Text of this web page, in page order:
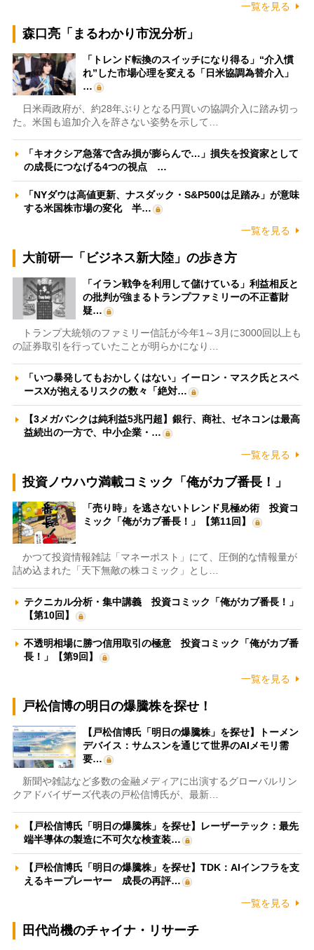
一覧を見る
森口亮「まるわかり市況分析」
「トレンド転換のスイッチになり得る」“介入慣
れ”した市場心理を変える「日米協調為替介入」
…
日米両政府が、約28年ぶりとなる円買いの協調介入に踏み切っ
た。米国も追加介入を辞さない姿勢を示して…
「キオクシア急落で含み損が膨らんで…」損失を投資家として
の成長につなげる4つの視点 …
「NYダウは高値更新、ナスダック・S&P500は足踏み」が意味
する米国株市場の変化 半…
一覧を見る
大前研一「ビジネス新大陸」の歩き方
「イラン戦争を利用して儲けている」利益相反と
の批判が強まるトランプファミリーの不正蓄財
疑…
トランプ大統領のファミリー信託が今年1～3月に3000回以上も
の証券取引を行っていたことが明らかになり…
「いつ暴発してもおかしくはない」イーロン・マスク氏とスペ
ースXが抱えるリスクの数々「絶対…
【3メガバンクは純利益5兆円超】銀行、商社、ゼネコンは最高
益続出の一方で、中小企業・…
一覧を見る
投資ノウハウ満載コミック「俺がカブ番長！」
「売り時」を逃さないトレンド見極め術 投資コ
ミック「俺がカブ番長！」【第11回】
かつて投資情報雑誌「マネーポスト」にて、圧倒的な情報量が
詰め込まれた「天下無敵の株コミック」とし…
テクニカル分析・集中講義 投資コミック「俺がカブ番長！」
【第10回】
不透明相場に勝つ信用取引の極意 投資コミック「俺がカブ番
長！」【第9回】
一覧を見る
戸松信博の明日の爆騰株を探せ！
【戸松信博氏「明日の爆騰株」を探せ】トーメン
デバイス：サムスンを通じて世界のAIメモリ需
要…
新聞や雑誌など多数の金融メディアに出演するグローバルリン
クアドバイザーズ代表の戸松信博氏が、最新…
【戸松信博氏「明日の爆騰株」を探せ】レーザーテック：最先
端半導体の製造に不可欠な検査装…
【戸松信博氏「明日の爆騰株」を探せ】TDK：AIインフラを支
えるキープレーヤー 成長の再評…
一覧を見る
田代尚機のチャイナ・リサーチ